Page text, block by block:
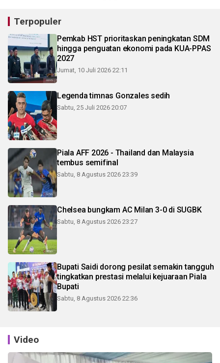
Terpopuler
Pemkab HST prioritaskan peningkatan SDM
hingga penguatan ekonomi pada KUA-PPAS
2027
Jumat, 10 Juli 2026 22:11
Legenda timnas Gonzales sedih
Sabtu, 25 Juli 2026 20:07
Piala AFF 2026 - Thailand dan Malaysia
tembus semifinal
Sabtu, 8 Agustus 2026 23:39
Chelsea bungkam AC Milan 3-0 di SUGBK
Sabtu, 8 Agustus 2026 23:27
Bupati Saidi dorong pesilat semakin tangguh
tingkatkan prestasi melalui kejuaraan Piala
Bupati
Sabtu, 8 Agustus 2026 22:36
Video